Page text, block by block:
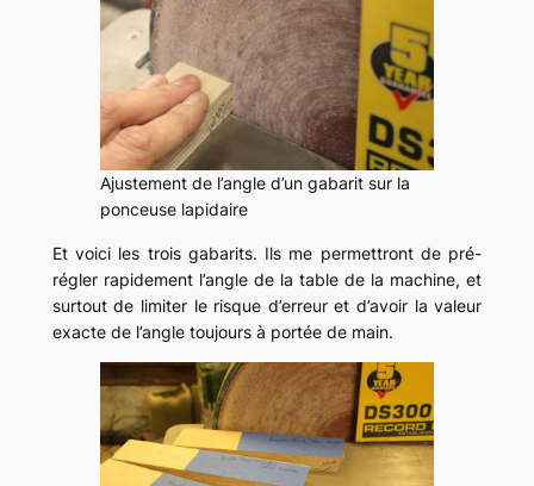
Ajustement de l’angle d’un gabarit sur la
ponceuse lapidaire
Et voici les trois gabarits. Ils me permettront de pré-
régler rapidement l’angle de la table de la machine, et
surtout de limiter le risque d’erreur et d’avoir la valeur
exacte de l’angle toujours à portée de main.